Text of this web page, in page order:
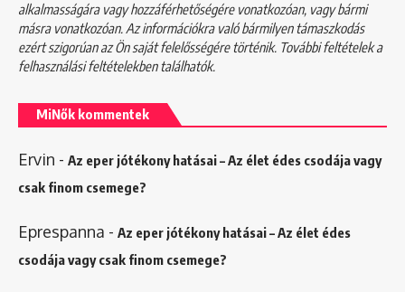
alkalmasságára vagy hozzáférhetőségére vonatkozóan, vagy bármi
másra vonatkozóan. Az információkra való bármilyen támaszkodás
ezért szigorúan az Ön saját felelősségére történik. További feltételek a
felhasználási feltételekbentalálhatók.
MiNők kommentek
Ervin - Az eper jótékony hatásai – Az élet édes csodája vagy
csak finom csemege?
Eprespanna - Az eper jótékony hatásai – Az élet édes
csodája vagy csak finom csemege?